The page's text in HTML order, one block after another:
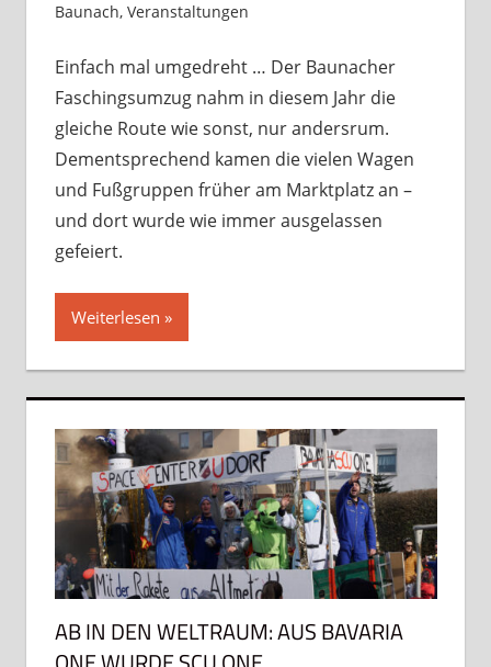
Baunach, Veranstaltungen
Einfach mal umgedreht … Der Baunacher
Faschingsumzug nahm in diesem Jahr die
gleiche Route wie sonst, nur andersrum.
Dementsprechend kamen die vielen Wagen
und Fußgruppen früher am Marktplatz an –
und dort wurde wie immer ausgelassen
gefeiert.
Weiterlesen
AB IN DEN WELTRAUM: AUS BAVARIA